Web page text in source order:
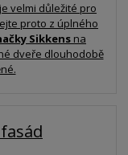
velmi důležité pro
proto z úplného
Sikkens na
dveře dlouhodobě